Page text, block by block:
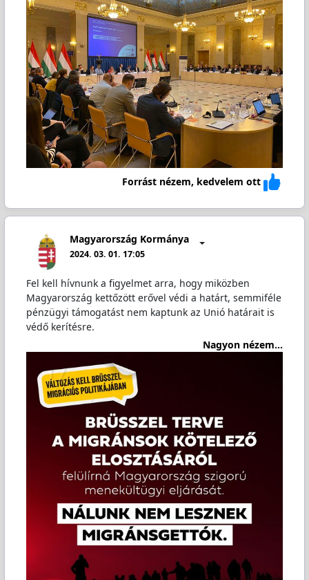
Forrást nézem, kedvelem ott
Magyarország Kormánya
2024. 03. 01. 17:05
Fel kell hívnunk a figyelmet arra, hogy miközben
Magyarország kettőzött erővel védi a határt, semmiféle
pénzügyi támogatást nem kaptunk az Unió határait is
védő kerítésre.
Nagyon nézem...